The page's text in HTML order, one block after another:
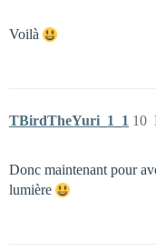
Voilà
TBirdTheYuri_1_1 10
Donc maintenant pour
lumière